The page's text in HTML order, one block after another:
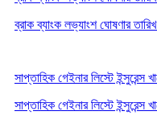
ব্রাক ব্যাংক লভ্যাংশ ঘোষণার
সাপ্তাহিক গেইনার লিস্টে ইন্সুরেন্স
সাপ্তাহিক গেইনার লিস্টে ইন্সুরেন্স